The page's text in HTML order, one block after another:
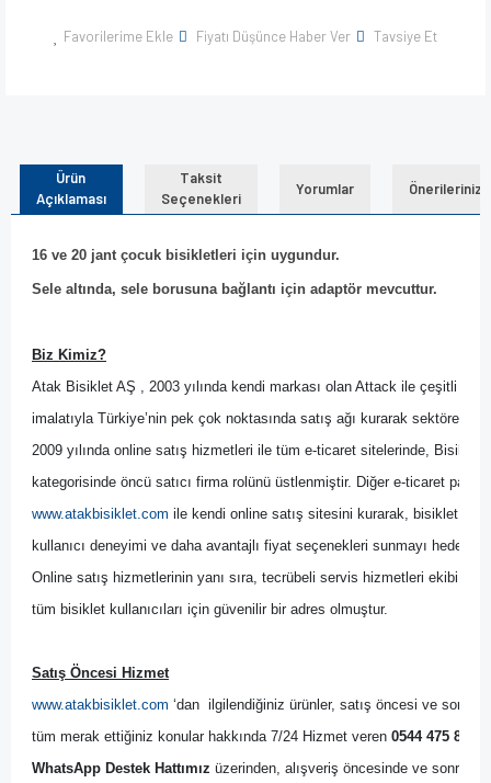
Favorilerime Ekle Fiyatı Düşünce Haber Ver Tavsiye Et
Ürün
Açıklaması
Taksit
Seçenekleri
Yorumlar Önerileriniz
16 ve 20 jant çocuk bisikletleri için uygundur.
Sele altında, sele borusuna bağlantı için adaptör mevcuttur.
Biz Kimiz?
Atak Bisiklet AŞ , 2003 yılında kendi markası olan Attack ile çeşitli
imalatıyla Türkiye’nin pek çok noktasında satış ağı kurarak sektöre
2009 yılında online satış hizmetleri ile tüm e-ticaret sitelerinde,
kategorisinde öncü satıcı firma rolünü üstlenmiştir. Diğer e-ticaret
www.atakbisiklet.com ile kendi online satış sitesini kurarak, bisiklet
kullanıcı deneyimi ve daha avantajlı fiyat seçenekleri sunmayı
Online satış hizmetlerinin yanı sıra, tecrübeli servis hizmetleri ekibi ile
tüm bisiklet kullanıcıları için güvenilir bir adres olmuştur.
Satış Öncesi Hizmet
www.atakbisiklet.com ‘dan  ilgilendiğiniz ürünler, satış öncesi ve
tüm merak ettiğiniz konular hakkında 7/24 Hizmet veren 0544 475 82
WhatsApp Destek Hattımız üzerinden, alışveriş öncesinde ve